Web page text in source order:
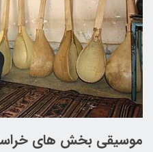
موسیقی بخش های